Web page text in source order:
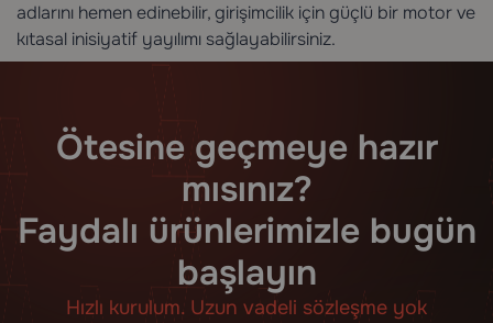
adlarını hemen edinebilir, girişimcilik için güçlü bir motor ve
kıtasal inisiyatif yayılımı sağlayabilirsiniz.
Ötesine geçmeye hazır
mısınız?
Faydalı ürünlerimizle bugün
başlayın
Hızlı kurulum. Uzun vadeli sözleşme yok